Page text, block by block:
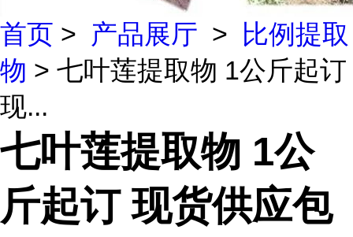
首页 > 产品展厅 >
比例提取
物 > 七叶莲提取物 1公斤起订
现...
七叶莲提取物 1公
斤起订 现货供应包